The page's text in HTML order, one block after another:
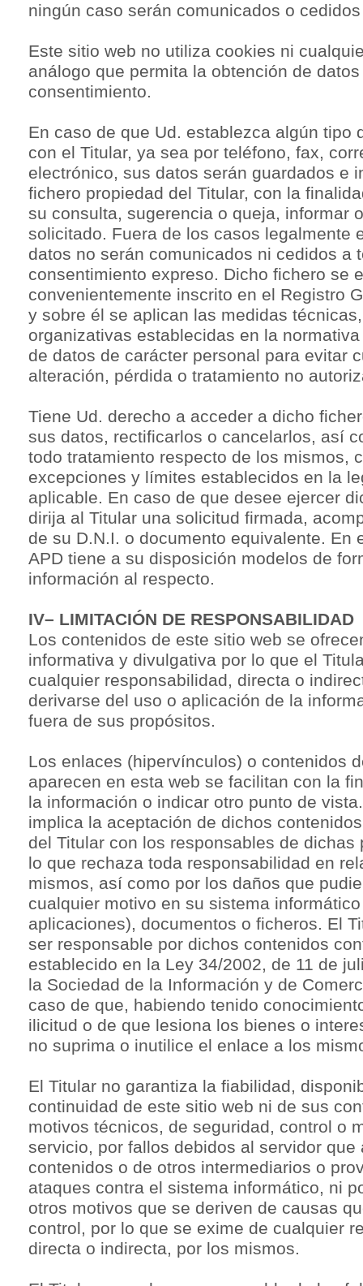
ningún caso serán comunicados o
Este sitio web no utiliza cookies ni
análogo que permita la obtención de
consentimiento.
En caso de que Ud. establezca algún tipo
con el Titular, ya sea por teléfono, fax,
electrónico, sus datos serán guardados e
fichero propiedad del Titular, con la
su consulta, sugerencia o queja, informar
solicitado. Fuera de los casos legalmente
datos no serán comunicados ni cedidos a
consentimiento expreso. Dicho fichero se
convenientemente inscrito en el Registro
y sobre él se aplican las medidas
organizativas establecidas en la
de datos de carácter personal para evitar
alteración, pérdida o tratamiento no
Tiene Ud. derecho a acceder a dicho
sus datos, rectificarlos o cancelarlos, así
todo tratamiento respecto de los mismos,
excepciones y límites establecidos en la
aplicable. En caso de que desee ejercer
dirija al Titular una solicitud firmada,
de su D.N.I. o documento equivalente. En
APD tiene a su disposición modelos de
información al respecto.
IV– LIMITACIÓN DE RESPONSABILIDAD
Los contenidos de este sitio web se
informativa y divulgativa por lo que el
cualquier responsabilidad, directa o
derivarse del uso o aplicación de la
fuera de sus propósitos.
Los enlaces (hipervínculos) o contenidos
aparecen en esta web se facilitan con la
la información o indicar otro punto de
implica la aceptación de dichos
del Titular con los responsables de dichas
lo que rechaza toda responsabilidad en
mismos, así como por los daños que
cualquier motivo en su sistema
aplicaciones), documentos o ficheros. El
ser responsable por dichos contenidos
establecido en la Ley 34/2002, de 11 de
la Sociedad de la Información y de
caso de que, habiendo tenido
ilicitud o de que lesiona los bienes o
no suprima o inutilice el enlace a los
El Titular no garantiza la fiabilidad,
continuidad de este sitio web ni de sus
motivos técnicos, de seguridad, control o
servicio, por fallos debidos al servidor que
contenidos o de otros intermediarios o
ataques contra el sistema informático, ni
otros motivos que se deriven de causas
control, por lo que se exime de cualquier
directa o indirecta, por los mismos.